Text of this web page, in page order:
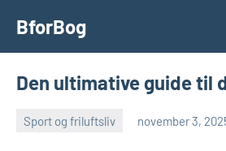
indhold
BforBog
Den ultimative guide til
Sport og friluftsliv november 3,